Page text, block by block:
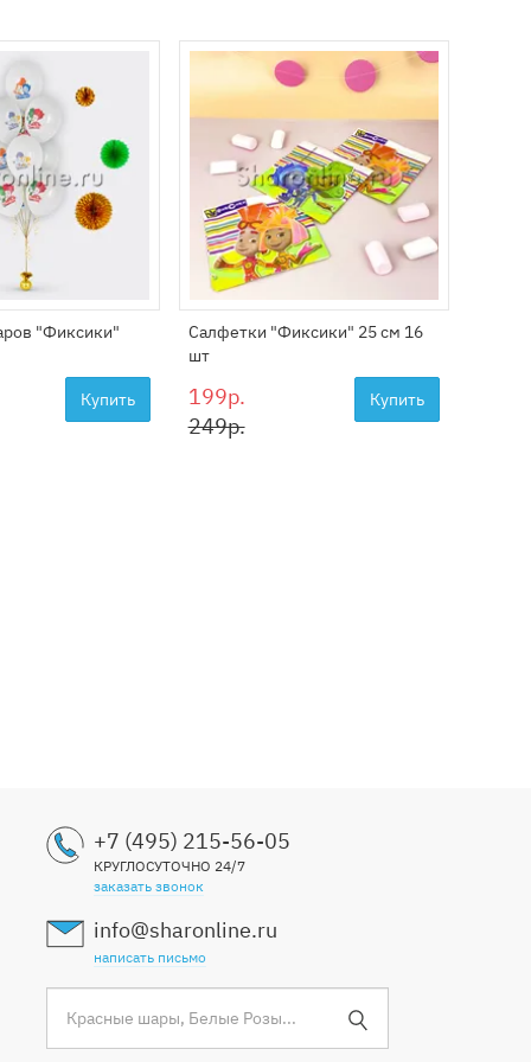
"Фиксики"
Купить
Салфетки "Фиксики" 25 см 16
шт
199р.
249р.
Купить
+7 (495) 215-56-05
КРУГЛОСУТОЧНО 24/7
заказать звонок
info@sharonline.ru
написать письмо